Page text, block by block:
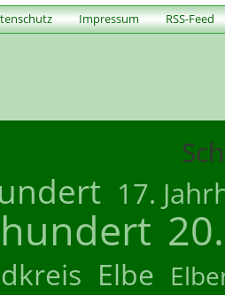
Impressum RSS-Feed
17.
Elbe